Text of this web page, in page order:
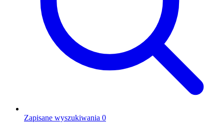
Zapisane wyszukiwania 0